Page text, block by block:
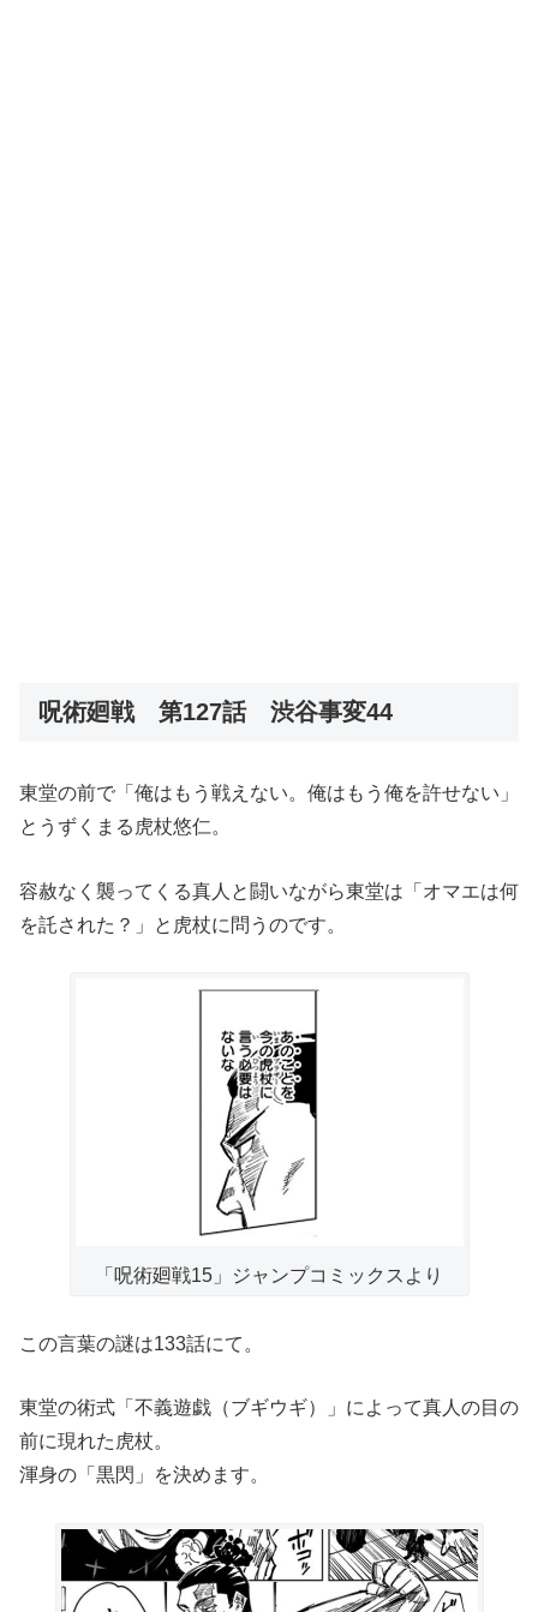
呪術廻戦 第127話 渋谷事変44
東堂の前で「俺はもう戦えない。俺はもう俺を許せない」
とうずくまる虎杖悠仁。
容赦なく襲ってくる真人と闘いながら東堂は「オマエは何
を託された？」と虎杖に問うのです。
「呪術廻戦15」ジャンプコミックスより
この言葉の謎は133話にて。
東堂の術式「不義遊戯（ブギウギ）」によって真人の目の
前に現れた虎杖。
渾身の「黒閃」を決めます。